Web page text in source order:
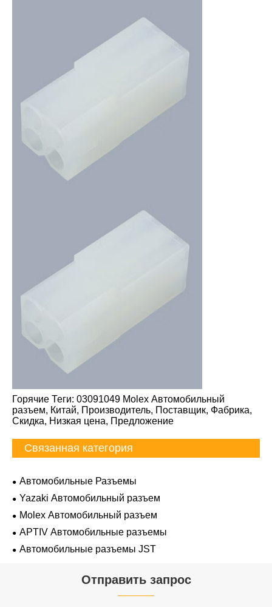
Горячие Теги: 03091049 Molex Автомобильный
разъем, Китай, Производитель, Поставщик, Фабрика,
Скидка, Низкая цена, Предложение
Связанная категория
Автомобильные Разъемы
Yazaki Автомобильный разъем
Molex Автомобильный разъем
APTIV Автомобильные разъемы
Автомобильные разъемы JST
Отправить запрос